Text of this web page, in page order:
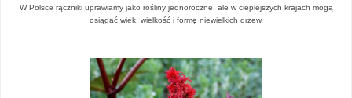
W Polsce rączniki uprawiamy jako rośliny jednoroczne, ale w cieplejszych krajach mogą
osiągać wiek, wielkość i formę niewielkich drzew.